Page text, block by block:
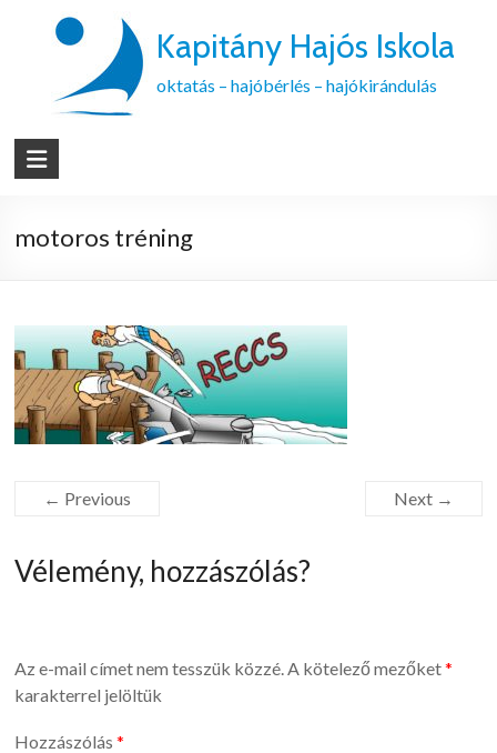
Kapitány Hajós Iskola
oktatás – hajóbérlés – hajókirándulás
motoros tréning
← Previous Next →
Vélemény, hozzászólás?
Az e-mail címet nem tesszük közzé.A kötelező mezőket*
karakterrel jelöltük
Hozzászólás*